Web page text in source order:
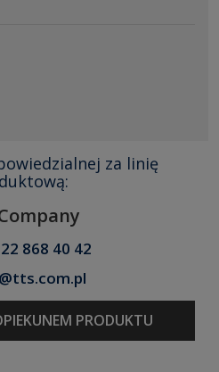
za linię
868 40 42
PRODUKTU